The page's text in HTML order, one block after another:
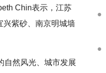
Chin表示，江苏
兴紫砂、南京明城墙
然风光、城市发展
●
●